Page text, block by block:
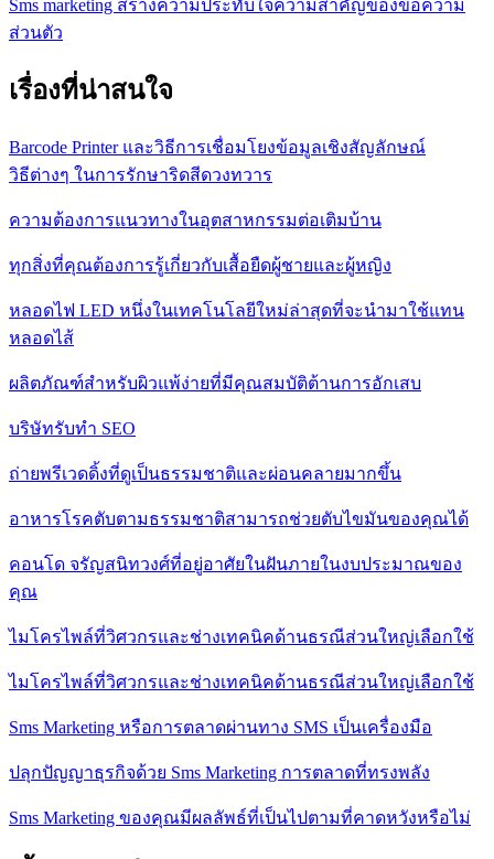
Sms marketing สร้างความประทับใจความสำคัญของข้อความ
ส่วนตัว
เรื่องที่น่าสนใจ
Barcode Printer และวิธีการเชื่อมโยงข้อมูลเชิงสัญลักษณ์
วิธีต่างๆ ในการรักษาริดสีดวงทวาร
ความต้องการแนวทางในอุตสาหกรรมต่อเติมบ้าน
ทุกสิ่งที่คุณต้องการรู้เกี่ยวกับเสื้อยืดผู้ชายและผู้หญิง
หลอดไฟ LED หนึ่งในเทคโนโลยีใหม่ล่าสุดที่จะนำมาใช้แทน
หลอดไส้
ผลิตภัณฑ์สำหรับผิวแพ้ง่ายที่มีคุณสมบัติต้านการอักเสบ
บริษัทรับทำ SEO
ถ่ายพรีเวดดิ้งที่ดูเป็นธรรมชาติและผ่อนคลายมากขึ้น
อาหารโรคตับตามธรรมชาติสามารถช่วยตับไขมันของคุณได้
คอนโด จรัญสนิทวงศ์ที่อยู่อาศัยในฝันภายในงบประมาณของ
คุณ
ไมโครไพล์ที่วิศวกรและช่างเทคนิคด้านธรณีส่วนใหญ่เลือกใช้
ไมโครไพล์ที่วิศวกรและช่างเทคนิคด้านธรณีส่วนใหญ่เลือกใช้
Sms Marketing หรือการตลาดผ่านทาง SMS เป็นเครื่องมือ
ปลุกปัญญาธุรกิจด้วย Sms Marketing การตลาดที่ทรงพลัง
Sms Marketing ของคุณมีผลลัพธ์ที่เป็นไปตามที่คาดหวังหรือไม่